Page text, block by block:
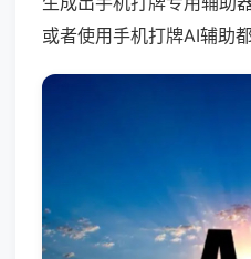
或者使用手机打牌AI辅助